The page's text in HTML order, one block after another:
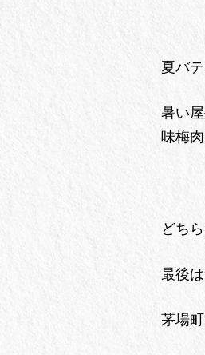
夏バ
暑い
味梅肉
どち
最後
茅場